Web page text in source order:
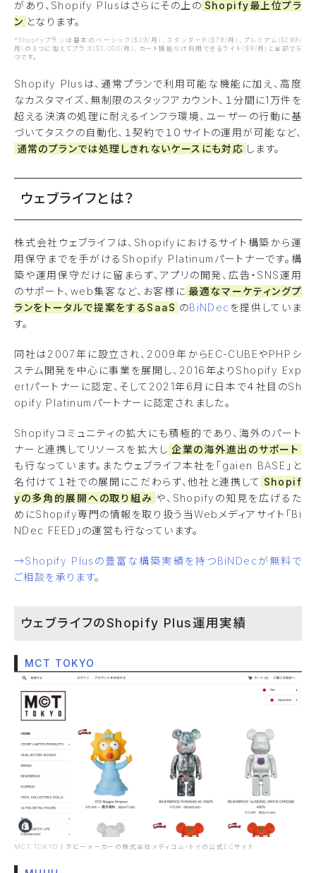
があり、Shopify Plusはさらにその上の Shopify最上位プラ
ン となります。
*Shopifyプランは基本のベーシック($29/月)、スタンダード($79/月)、プレミアム($299/
月)の３つに加えてプラス($2,000/月)、カート機能だけ利用できるライト($9/月)と全部で５
つです。
Shopify Plusは、通常プランで利用可能な機能に加え、高度
なカスタマイズ、無制限のスタッフアカウント、１分間に1万件を
超える決済の処理に耐えるインフラ環境、ユーザーの行動に基
づいてタスクの自動化、１契約で１０サイトの運用が可能など、
通常のプランでは処理しきれないケースにも対応 します。
ウェブライフとは？
株式会社ウェブライフは、Shopifyにおけるサイト構築から運
用保守までを手がけるShopify Platinumパートナーです。構
築や運用保守だけに留まらず、アプリの開発、広告・SNS運用
のサポート、web集客など、お客様に 最適なマーケティングプ
ランをトータルで提案をするSaaS のBiNDec を提供していま
す。
同社は2007年に設立され、2009年からEC-CUBEやPHPシ
ステム開発を中心に事業を展開し、2016年よりShopify Exp
ertパートナーに認定、そして2021年6月に日本で４社目のSh
opify Platinumパートナーに認定されました。
Shopifyコミュニティの拡大にも積極的であり、海外のパート
ナーと連携してリソースを拡大し 企業の海外進出のサポート
も行なっています。またウェブライフ本社を「gaien BASE」と
名付けて１社での展開にこだわらず、他社と連携して Shopif
yの多角的展開への取り組み や、Shopifyの知見を広げるた
めにShopify専門の情報を取り扱う当Webメディアサイト「Bi
NDec FEED」の運営も行なっています。
→Shopify Plusの豊富な構築実績を持つBiNDecが無料で
ご相談を承ります。
ウェブライフのShopify Plus運用実績
MCT TOKYO
MCT TOKYO｜ホビーメーカーの株式会社メディコム・トイの公式ECサイト